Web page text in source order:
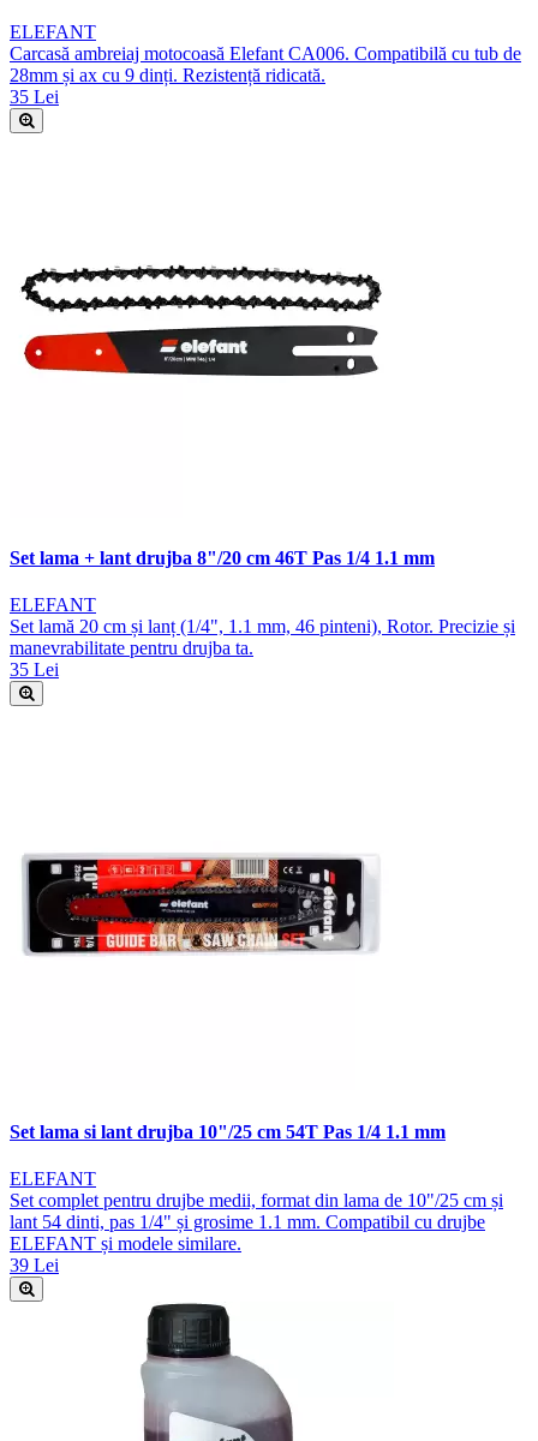
ELEFANT
Carcasă ambreiaj motocoasă Elefant CA006. Compatibilă cu tub de
28mm și ax cu 9 dinți. Rezistență ridicată.
35 Lei
Set lama + lant drujba 8"/20 cm 46T Pas 1/4 1.1 mm
ELEFANT
Set lamă 20 cm și lanț (1/4", 1.1 mm, 46 pinteni), Rotor. Precizie și
manevrabilitate pentru drujba ta.
35 Lei
Set lama si lant drujba 10"/25 cm 54T Pas 1/4 1.1 mm
ELEFANT
Set complet pentru drujbe medii, format din lama de 10"/25 cm și
lant 54 dinti, pas 1/4" și grosime 1.1 mm. Compatibil cu drujbe
ELEFANT și modele similare.
39 Lei